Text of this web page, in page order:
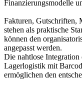
Finanzierungsmodelle
Fakturen, Gutschriften,
stehen als praktische
können den
angepasst werden.
Die nahtlose Integration
Lagerlogistik mit
ermöglichen den